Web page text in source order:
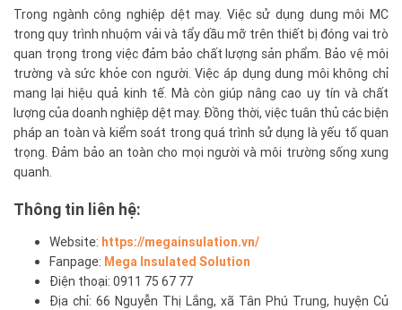
Trong ngành công nghiệp dệt may. Việc sử dụng dung môi MC
trong quy trình nhuộm vải và tẩy dầu mỡ trên thiết bị đóng vai trò
quan trọng trong việc đảm bảo chất lượng sản phẩm. Bảo vệ môi
trường và sức khỏe con người. Việc áp dụng dung môi không chỉ
mang lại hiệu quả kinh tế. Mà còn giúp nâng cao uy tín và chất
lượng của doanh nghiệp dệt may. Đồng thời, việc tuân thủ các biện
pháp an toàn và kiểm soát trong quá trình sử dụng là yếu tố quan
trọng. Đảm bảo an toàn cho mọi người và môi trường sống xung
quanh.
Thông tin liên hệ:
Website: https://megainsulation.vn/
Fanpage: Mega Insulated Solution
Điện thoại: 0911 75 67 77
Địa chỉ: 66 Nguyễn Thị Lắng, xã Tân Phú Trung, huyện Củ